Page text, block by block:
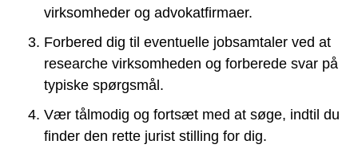
virksomheder og advokatfirmaer.
Forbered dig til eventuelle jobsamtaler ved at
researche virksomheden og forberede svar på
typiske spørgsmål.
Vær tålmodig og fortsæt med at søge, indtil du
finder den rette jurist stilling for dig.